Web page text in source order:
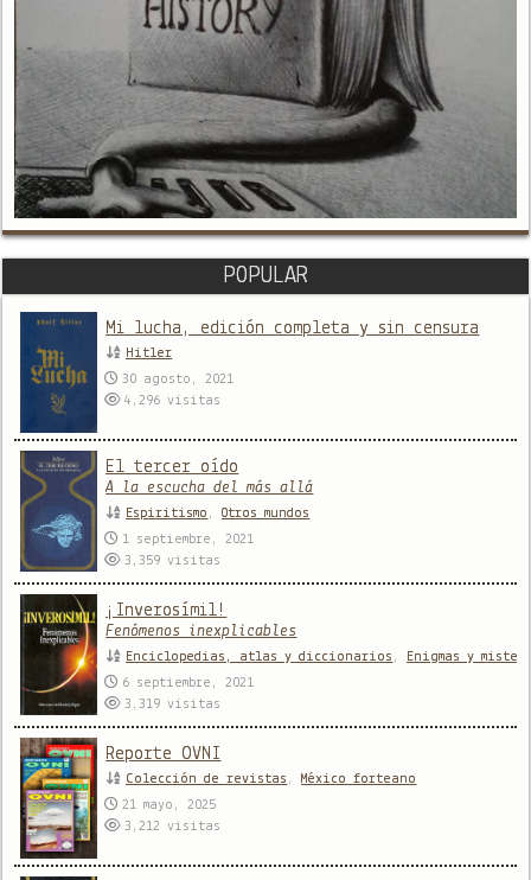
POPULAR
Mi lucha, edición completa y sin censura
Hitler
30 agosto, 2021
4,296visitas
El tercer oído
A la escucha del más allá
Espiritismo ,Otros mundos
1 septiembre, 2021
3,359visitas
¡Inverosímil!
Fenómenos inexplicables
Enciclopedias, atlas y diccionarios ,
Enigmas y
6 septiembre, 2021
3,319visitas
Reporte OVNI
Colección de revistas , México forteano
21 mayo, 2025
3,212visitas